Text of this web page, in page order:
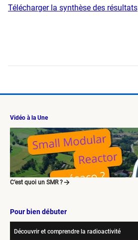
Télécharger la synthèse des résultats
Vidéo à la Une
C’est quoi un SMR ?
Pour bien débuter
Découvrir et comprendre la radioactivité